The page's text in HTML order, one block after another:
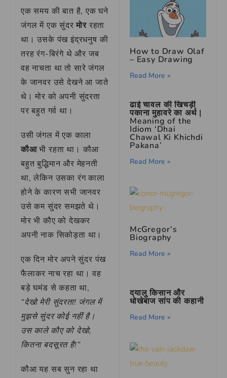
एक समय की बात है, एक घने
जंगल में एक सुंदरमोर रहता
था। उसके पंख इंद्रधनुष की
तरह रंग-बिरंगे थे और जब
वह नाचता था तो सारे जंगल
के जानवर उसे देखने आ जाते
थे। मोर को अपनी सुंदरता
पर बहुत गर्व था।
उसी जंगल में एक काला
कौआभी रहता था। कौआ
बहुत बुद्धिमान और मेहनती
था, लेकिन उसका रंग काला
होने के कारण सभी जानवर
उसे कम सुंदर समझते थे।
मोर भी कौए को देखकर
अपनी नाक सिकोड़ता था।
एक दिन मोर अपने सुंदर पंख
फैलाकर नाच रहा था। वह
बड़े घमंड से कहता था,
“देखो मेरी सुंदरता! जंगल में
मुझसे सुंदर कोई नहीं है।
उस काले कौए को देखो,
कितना बदसूरत है!”
कौआ यह सब सुन रहा था
How to Draw Olaf
– Easy Drawing
Read More »
ढाई चावल की खिचड़ी
पकाना मुहावरे का अर्थ |
Meaning of the
Idiom ‘Dhai
Chawal Ki Khichdi
Pakana’
Read More »
McGregor’s
Biography
Read More »
दयालु किसान और
धोखेबाज सांप की कहानी
Read More »